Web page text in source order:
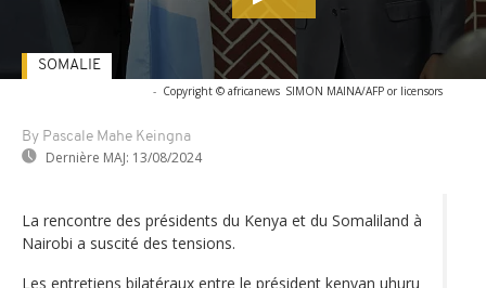
- Copyright © africanews SIMON MAINA/AFP or licensors
By Pascale Mahe Keingna
Dernière MAJ: 13/08/2024
SOMALIE
La rencontre des présidents du Kenya et du Somaliland à
Nairobi a suscité des tensions.
Les entretiens bilatéraux entre le président kenyan uhuru